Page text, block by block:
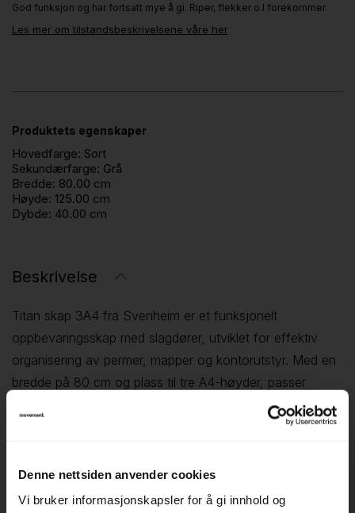
Denne nettsiden anvender cookies
Vi bruker informasjonskapsler for å gi innhold og
God funksjon og har fortsatt mye å gi. Riper, flekker o.l forekommer.
Les mer om tilstandsbeskrivelsene våre her
Produktets egenskaper
Hovedfarge: Sort
Sekundærfarge: Grå
Bredde: 80.00 cm
Høyde: 125.00 cm
Dybde: 40.00 cm
Beskrivelse
Titan skap 3A4 fra Svenheim er et funksjonelt
oppbevaringsskap med slagdører, utviklet for effektiv
organisering av permer, mapper og kontorutstyr. Med en
bredde på 80 cm og plass til tre A4-høyder, passer
skapet godt både ved arbeidsplassen og i fellesarealer.
nøytrale utformingen gjør det lett å kombinere med andre
oppbevaringsløsninger i kontormiljøet.